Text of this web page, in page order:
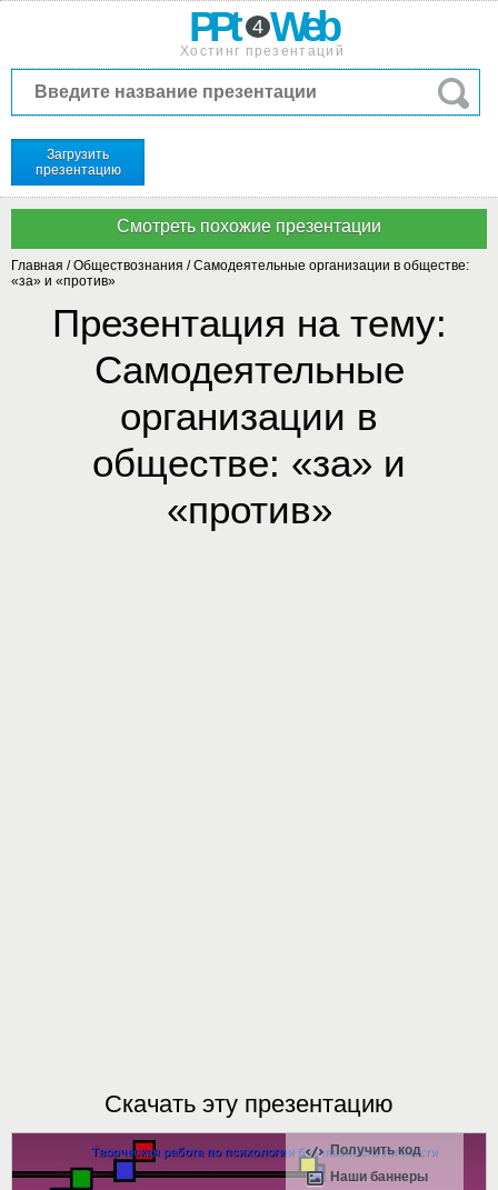
PPt 4 Web
Хостинг презентаций
Загрузить
презентацию
Главная /Обществознания /Самодеятельные организации в обществе:
«за» и «против»
Презентация на тему:
Самодеятельные
организации в
обществе: «за» и
«против»
Скачать эту презентацию
Получить код
Наши баннеры